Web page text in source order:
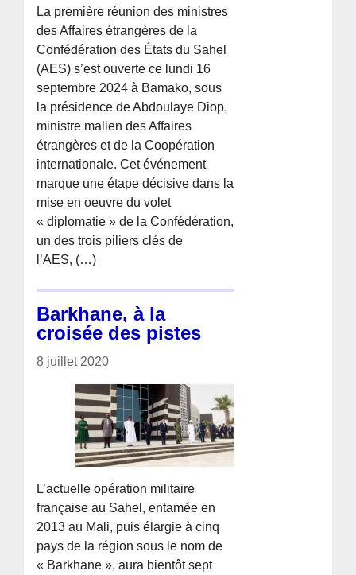
La première réunion des ministres
des Affaires étrangères de la
Confédération des États du Sahel
(AES) s’est ouverte ce lundi 16
septembre 2024 à Bamako, sous
la présidence de Abdoulaye Diop,
ministre malien des Affaires
étrangères et de la Coopération
internationale. Cet événement
marque une étape décisive dans la
mise en oeuvre du volet
« diplomatie » de la Confédération,
un des trois piliers clés de
l’AES, (…)
Barkhane, à la
croisée des pistes
8 juillet 2020
L’actuelle opération militaire
française au Sahel, entamée en
2013 au Mali, puis élargie à cinq
pays de la région sous le nom de
« Barkhane », aura bientôt sept